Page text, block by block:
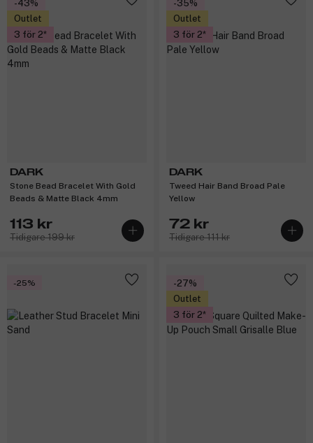
-43%
Outlet
3 för 2
DARK
Stone Bead Bracelet With Gold
Beads & Matte Black 4mm
113 kr
Tidigare 199 kr
-35%
Outlet
3 för 2
DARK
Tweed Hair Band Broad Pale
Yellow
72 kr
Tidigare 111 kr
-25%
-27%
Outlet
3 för 2